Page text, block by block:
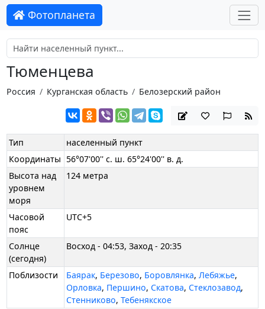
Фотопланета
Тюменцева
Россия Курганская область Белозерский район
Тип
населенный пункт
Координаты 56°07'00'' с. ш. 65°24'00'' в. д.
Высота над
уровнем
моря
124 метра
Часовой
пояс
UTC+5
Солнце
(сегодня)
Восход - 04:53, Заход - 20:35
Поблизости Баярак, Березово, Боровлянка,Лебяжье,
Орловка, Першино, Скатова, Стеклозавод,
Стенниково,Тебенякское